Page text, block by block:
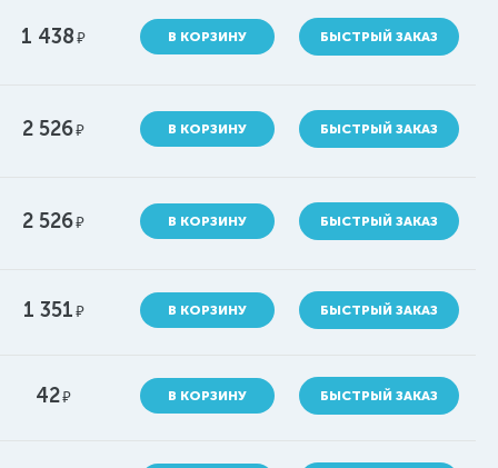
1 438руб. В КОРЗИНУ БЫСТРЫЙ ЗАКАЗ
2 526руб. В КОРЗИНУ БЫСТРЫЙ ЗАКАЗ
2 526руб. В КОРЗИНУ БЫСТРЫЙ ЗАКАЗ
1 351руб. В КОРЗИНУ БЫСТРЫЙ ЗАКАЗ
42руб. В КОРЗИНУ БЫСТРЫЙ ЗАКАЗ